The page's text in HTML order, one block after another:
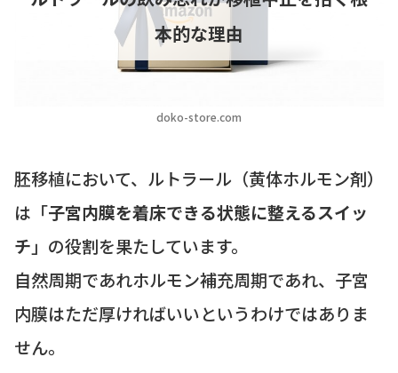
doko-store.com
本的な理由
胚移植において、ルトラール（黄体ホルモン剤）
は「子宮内膜を着床できる状態に整えるスイッ
チ 」の役割を果たしています。
自然周期であれホルモン補充周期であれ、子宮
内膜はただ厚ければいいというわけではありま
せん。